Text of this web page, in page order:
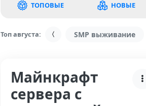
ТОПОВЫЕ НОВЫЕ
Топ августа: SMP выживание
Майнкрафт
сервера с